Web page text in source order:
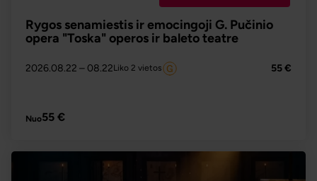
Rygos senamiestis ir emocingoji G. Pučinio
opera "Toska" operos ir baleto teatre
2026.08.22 – 08.22Liko 2 vietos 55 €
Nuo55 €